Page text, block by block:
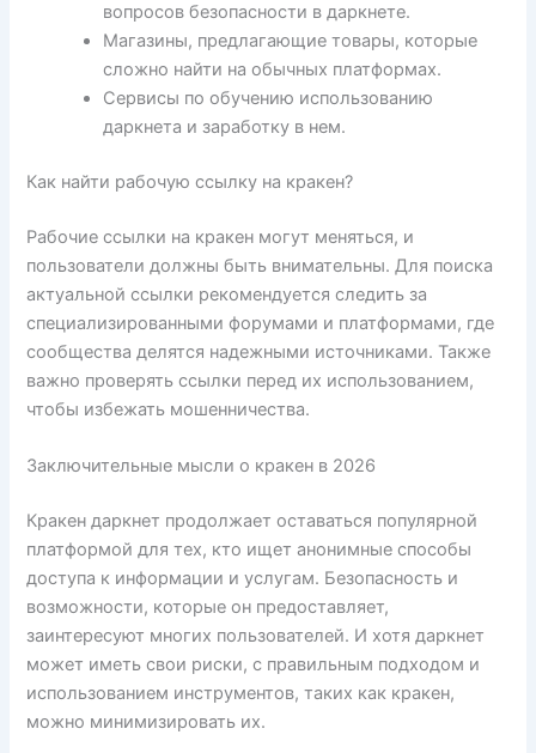
вопросов безопасности в даркнете.
Магазины, предлагающие товары, которые
сложно найти на обычных платформах.
Сервисы по обучению использованию
даркнета и заработку в нем.
Как найти рабочую ссылку на кракен?
Рабочие ссылки на кракен могут меняться, и
пользователи должны быть внимательны. Для поиска
актуальной ссылки рекомендуется следить за
специализированными форумами и платформами, где
сообщества делятся надежными источниками. Также
важно проверять ссылки перед их использованием,
чтобы избежать мошенничества.
Заключительные мысли о кракен в 2026
Кракен даркнет продолжает оставаться популярной
платформой для тех, кто ищет анонимные способы
доступа к информации и услугам. Безопасность и
возможности, которые он предоставляет,
заинтересуют многих пользователей. И хотя даркнет
может иметь свои риски, с правильным подходом и
использованием инструментов, таких как кракен,
можно минимизировать их.